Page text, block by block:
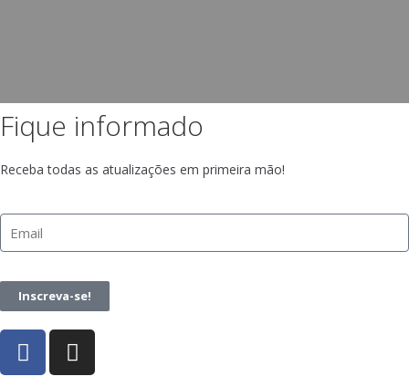
Fique informado
Receba todas as atualizações em primeira mão!
Inscreva-se!